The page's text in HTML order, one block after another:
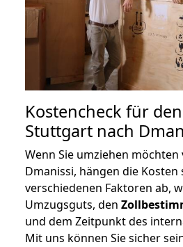
Kostencheck für
Stuttgart nach
Wenn Sie umziehen
Dmanissi, hängen die Kosten
verschiedenen Faktoren ab,
Umzugsguts, den
und dem Zeitpunkt des
Mit uns können Sie sicher